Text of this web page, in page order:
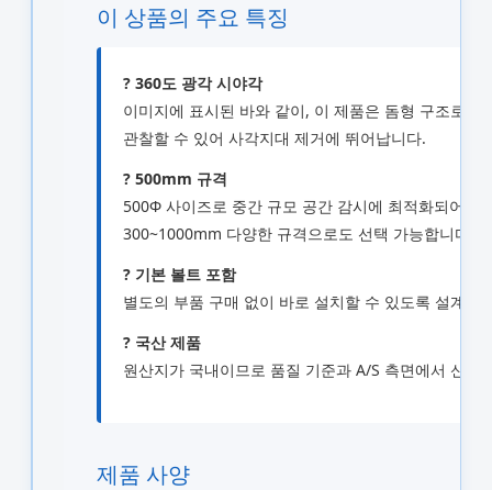
이 상품의 주요 특징
? 360도 광각 시야각
이미지에 표시된 바와 같이, 이 제품은 돔형 구조로
관찰할 수 있어 사각지대 제거에 뛰어납니다.
? 500mm 규격
500Φ 사이즈로 중간 규모 공간 감시에 최적화되어 있
300~1000mm 다양한 규격으로도 선택 가능합니다.
? 기본 볼트 포함
별도의 부품 구매 없이 바로 설치할 수 있도록 설계되
? 국산 제품
원산지가 국내이므로 품질 기준과 A/S 측면에서 신뢰
제품 사양